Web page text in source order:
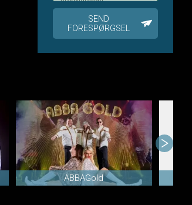
SEND
FORESPØRGSEL
ABBAGold